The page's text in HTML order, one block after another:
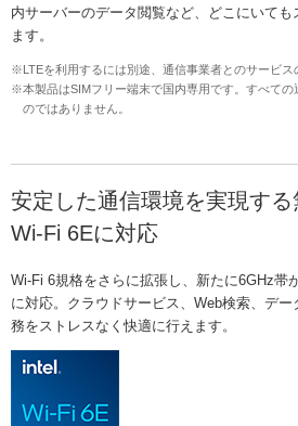
内サーバーのデータ閲覧など、どこにいても
ます。
※LTEを利用するには別途、通信事業者とのサービス
※本製品はSIMフリー端末で国内専用です。すべての
のではありません。
安定した通信環境を実現す
Wi-Fi 6Eに対応
Wi-Fi 6規格をさらに拡張し、新たに6GHz帯
に対応。クラウドサービス、Web検索、デ
務をストレスなく快適に行えます。